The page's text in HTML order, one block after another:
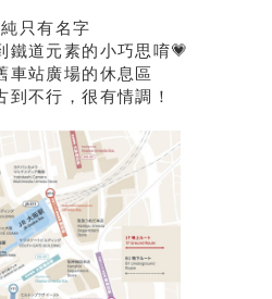
只有名字
鐵道元素的小巧思唷💗
車站廣場的休息區
到不行，很有情調！